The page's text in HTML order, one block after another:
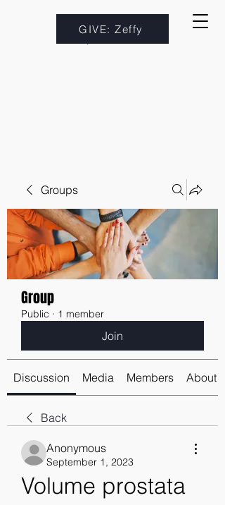
GIVE: Zeffy
Groups
Group
Public · 1 member
Join
Discussion Media Members About
Back
Anonymous
September 1, 2023
Volume prostata